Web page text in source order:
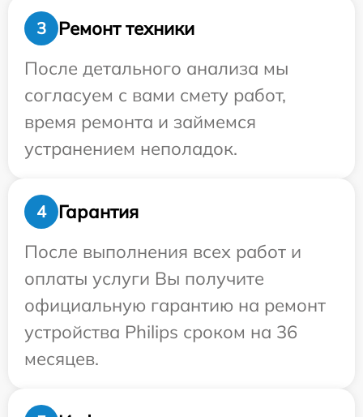
3
Ремонт техники
После детального анализа мы
согласуем с вами смету работ,
время ремонта и займемся
устранением неполадок.
4
Гарантия
После выполнения всех работ и
оплаты услуги Вы получите
официальную гарантию на ремонт
устройства Philips сроком на 36
месяцев.